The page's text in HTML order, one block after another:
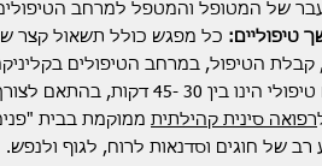
של המטופל והמטפל למרחב
טיפוליים:
קבלת הטיפול, במרחב הטיפולים
30 -45 דקות, בהתאם לצורך.
רפואה סינית קהילתית ממוקמת בבית
של חוגים וסדנאות לרוח, לגוף ולנפש.